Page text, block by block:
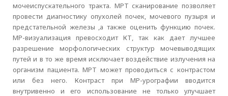
мочеиспускательного тракта. МРТ сканирование позволяет
провести диагностику опухолей почек, мочевого пузыря и
предстательной железы ,а также оценить функцию почек.
МР-визуализация превосходит КТ, так как дает лучшее
разрешение морфологических структур мочевыводящих
путей и в то же время исключает воздействие излучения на
организм пациента. МРТ может проводиться с контрастом
или без него. Контраст при МР-урографии вводится
внутривенно и его использование не только улучшает